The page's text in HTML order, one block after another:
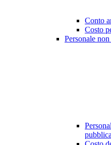
Conto
Costo
Personale